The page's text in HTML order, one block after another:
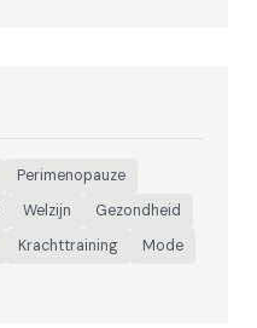
Perimenopauze
Welzijn
Gezondheid
Krachttraining
Mode